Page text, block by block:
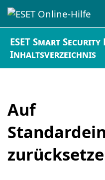
ESET Smart Security
Inhaltsverzeichnis
Auf